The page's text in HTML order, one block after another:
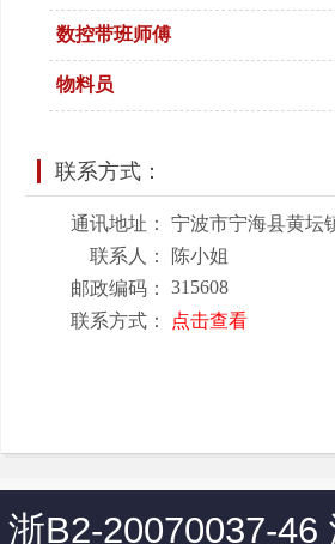
数控带班师傅
物料员
联系方式：
通讯地址：
宁波市宁海县黄坛
联系人：
陈小姐
邮政编码：
315608
联系方式：
点击查看
浙B2-20070037-46